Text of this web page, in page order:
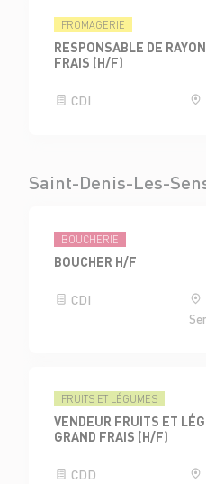
FROMAGERIE
RESPONSABLE DE
FRAIS (H/F)
CDI
Saint-Denis-Les-
BOUCHERIE
BOUCHER H/F
CDI
FRUITS ET LÉGUMES
VENDEUR FRUITS ET
GRAND FRAIS (H/F)
CDD